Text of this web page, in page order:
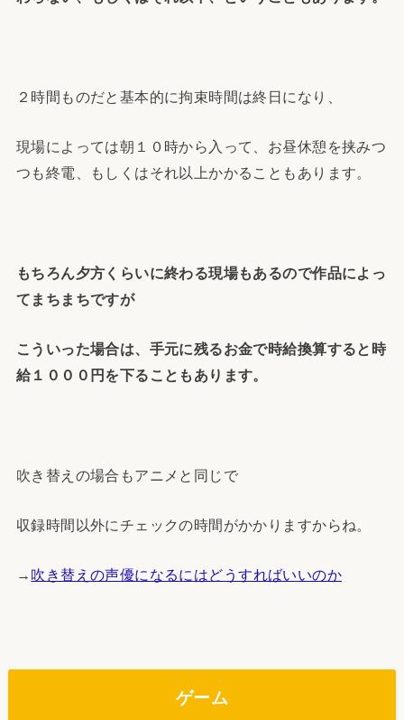
２時間ものだと基本的に拘束時間は終日になり、
現場によっては朝１０時から入って、お昼休憩を挟みつ
つも終電、もしくはそれ以上かかることもあります。
もちろん夕方くらいに終わる現場もあるので作品によっ
てまちまちですが
こういった場合は、手元に残るお金で時給換算すると時
給１０００円を下ることもあります。
吹き替えの場合もアニメと同じで
収録時間以外にチェックの時間がかかりますからね。
→ 吹き替えの声優になるにはどうすればいいのか
ゲーム